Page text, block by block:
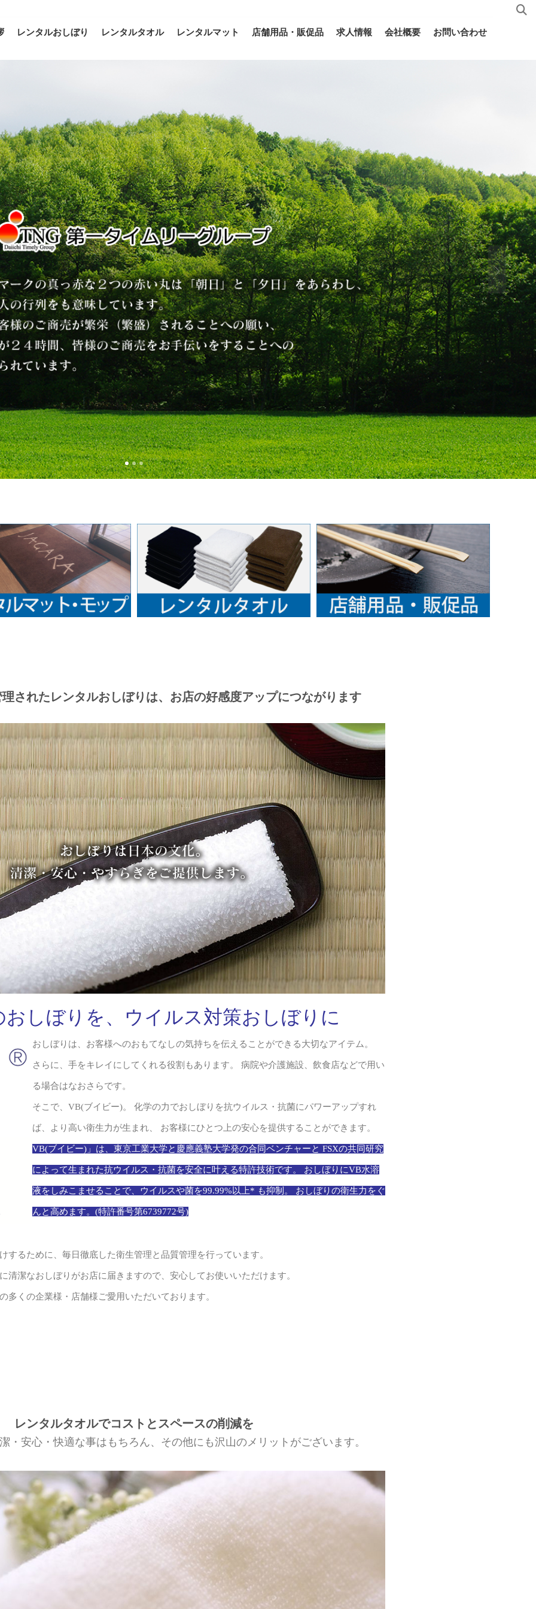
レンタルおしぼり レンタルタオル レンタルマット 店舗用品・販促品 求人情報 会社概要 お問い合わせ
Next
されたレンタルおしぼりは、お店の好感度アップにつながります
おしぼりを、ウイルス対策おしぼりに
おしぼりは、お客様へのおもてなしの気持ちを伝えることができる大切なアイテム。
さらに、手をキレイにしてくれる役割もあります。 病院や介護施設、飲食店などで用い
る場合はなおさらです。
そこで、VB(ブイビー)。 化学の力でおしぼりを抗ウイルス・抗菌にパワーアップすれ
ば、より高い衛生力が生まれ、 お客様にひとつ上の安心を提供することができます。
VB(ブイビー)」は、東京工業大学と慶應義塾大学発の合同ベンチャーと FSXの共同研究
によって生まれた抗ウイルス・抗菌を安全に叶える特許技術です。 おしぼりにVB水溶
液をしみこませることで、ウイルスや菌を99.99%以上* も抑制。 おしぼりの衛生力をぐ
んと高めます。(特許番号第6739772号)
するために、毎日徹底した衛生管理と品質管理を行っています。
清潔なおしぼりがお店に届きますので、安心してお使いいただけます。
多くの企業様・店舗様ご愛用いただいております。
レンタルタオルでコストとスペースの削減を
・安心・快適な事はもちろん、その他にも沢山のメリットがございます。